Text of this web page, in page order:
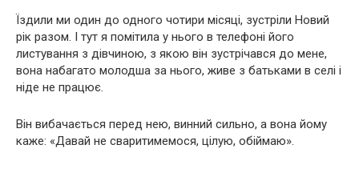
Їздили ми один до одного чотири місяці, зустріли Новий
рік разом. І тут я помітила у нього в телефоні його
листування з дівчиною, з якою він зустрічався до мене,
вона набагато молодша за нього, живе з батьками в селі і
ніде не працює.
Він вибачається перед нею, винний сильно, а вона йому
каже: «Давай не сваритимемося, цілую, обіймаю».